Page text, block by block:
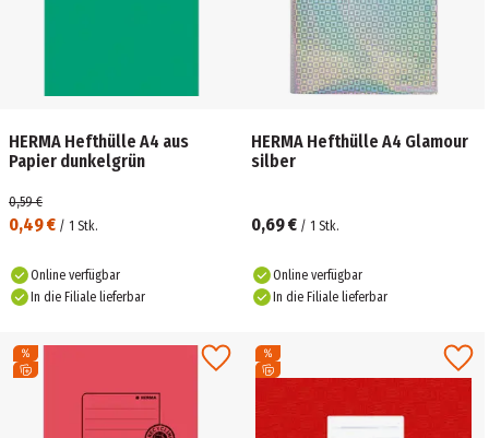
HERMA Hefthülle A4 aus
Papier dunkelgrün
0,49 € / 1 Stk.
0,59 €
Online verfügbar
In die Filiale lieferbar
HERMA Hefthülle A4 Glamour
silber
0,69 € / 1 Stk.
Online verfügbar
In die Filiale lieferbar